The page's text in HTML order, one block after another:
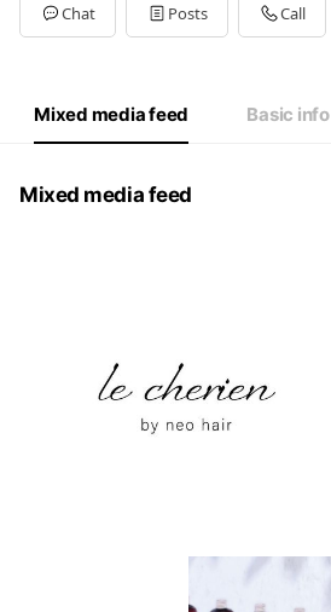
Chat Posts Call
Mixed media feed Basic info
Mixed media feed